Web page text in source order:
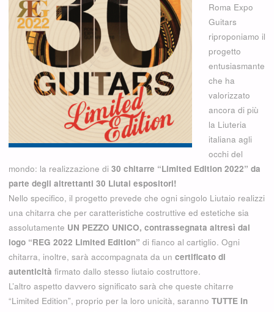
Roma Expo
Guitars
riproponiamo il
progetto
entusiasmante
che ha
valorizzato
ancora di più
la Liuteria
italiana agli
occhi del
mondo: la realizzazione di 30 chitarre “Limited Edition 2022” da
parte degli altrettanti 30 Liutai espositori!
Nello specifico, il progetto prevede che ogni singolo Liutaio realizzi
una chitarra che per caratteristiche costruttive ed estetiche sia
assolutamente UN PEZZO UNICO, contrassegnata altresì dal
logo “REG 2022 Limited Edition” di fianco al cartiglio. Ogni
chitarra, inoltre, sarà accompagnata da un certificato di
autenticità firmato dallo stesso liutaio costruttore.
L’altro aspetto davvero significato sarà che queste chitarre
“Limited Edition”, proprio per la loro unicità, saranno TUTTE in